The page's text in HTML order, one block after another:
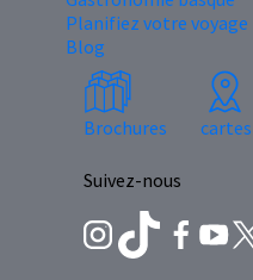
Planifiez votre voyage
Blog
Brochures
cartes
Suivez-nous